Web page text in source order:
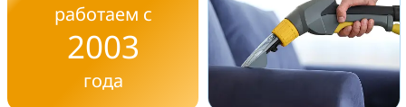
работаем с
2003
года